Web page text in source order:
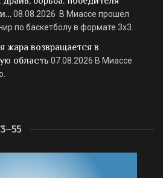
08.08.2026 В Миассе прошел
по баскетболу в формате 3х3.
жара возвращается в
область 07.08.2026 В Миассе